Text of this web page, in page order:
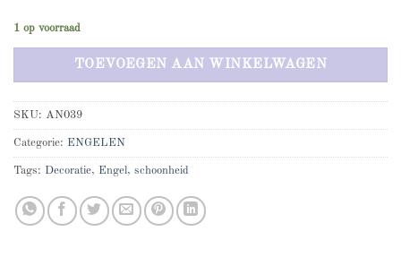
1 op voorraad
TOEVOEGEN AAN WINKELWAGEN
SKU: AN039
Categorie: ENGELEN
Tags: Decoratie, Engel, schoonheid